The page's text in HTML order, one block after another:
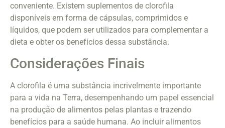
conveniente. Existem suplementos de clorofila
disponíveis em forma de cápsulas, comprimidos e
líquidos, que podem ser utilizados para complementar a
dieta e obter os benefícios dessa substância.
Considerações Finais
A clorofila é uma substância incrivelmente importante
para a vida na Terra, desempenhando um papel essencial
na produção de alimentos pelas plantas e trazendo
benefícios para a saúde humana. Ao incluir alimentos